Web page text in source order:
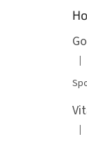
|
|